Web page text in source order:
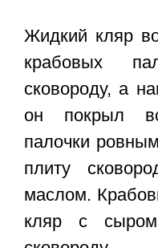
Жидкий кляр
крабовых
сковороду, а
он покрыл
палочки
плиту
маслом.
кляр с